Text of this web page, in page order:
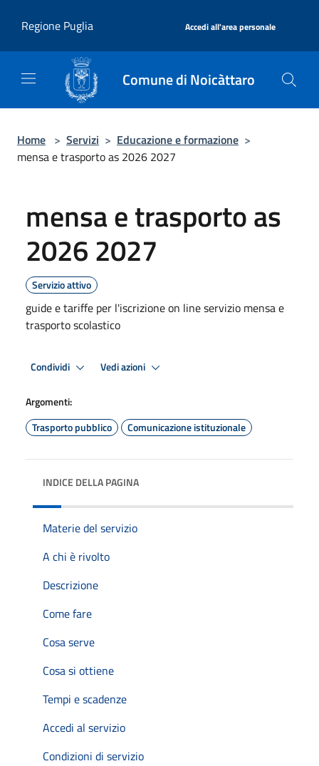
Regione Puglia
Accedi all'area personale
Comune di Noicàttaro
Home > Servizi > Educazione e formazione >
mensa e trasporto as 2026 2027
mensa e trasporto as
2026 2027
Servizio attivo
guide e tariffe per l'iscrizione on line servizio mensa e
trasporto scolastico
Condividi Vedi azioni
Argomenti:
Trasporto pubblico
Comunicazione istituzionale
INDICE DELLA PAGINA
Materie del servizio
A chi è rivolto
Descrizione
Come fare
Cosa serve
Cosa si ottiene
Tempi e scadenze
Accedi al servizio
Condizioni di servizio